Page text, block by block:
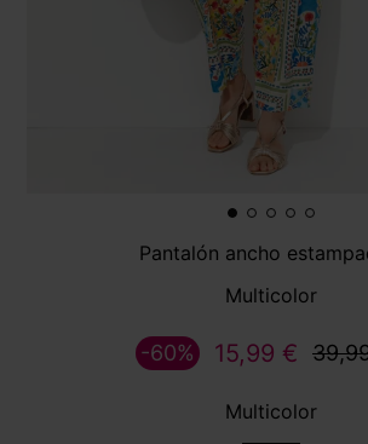
Pantalón ancho
Multicolor
15,99 €
-60%
Multicolor